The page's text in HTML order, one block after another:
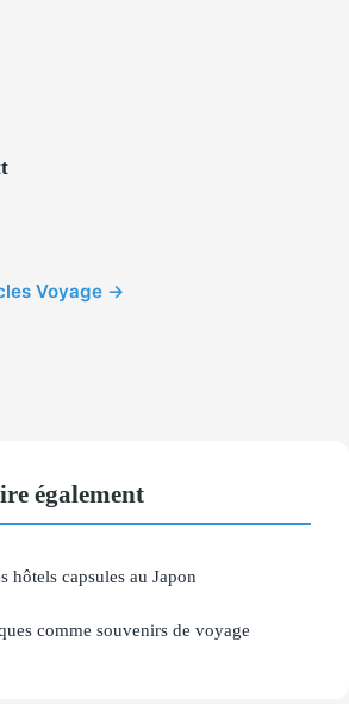
Voyage →
également
hôtels capsules au Japon
comme souvenirs de voyage